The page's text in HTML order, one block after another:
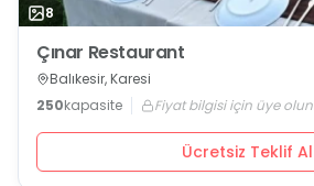
8
Çınar Restaurant
Balıkesir, Karesi
250kapasite Fiyat bilgisi için üye olun
Ücretsiz Teklif Al